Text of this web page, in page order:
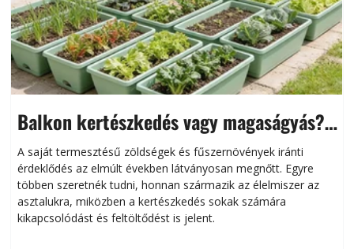
Balkon kertészkedés vagy magaságyás?
Helytakarékos kertészkedés
A saját termesztésű zöldségek és fűszernövények iránti
érdeklődés az elmúlt években látványosan megnőtt. Egyre
többen szeretnék tudni, honnan származik az élelmiszer az
asztalukra, miközben a kertészkedés sokak számára
kikapcsolódást és feltöltődést is jelent.